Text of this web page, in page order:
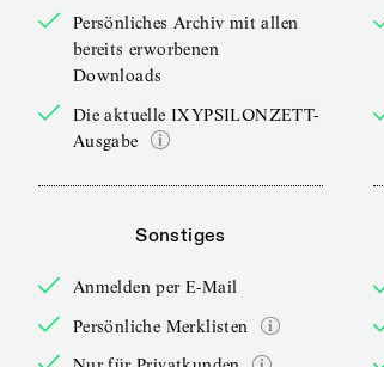
Persönliches Archiv mit allen
bereits erworbenen
Downloads
Die aktuelle IXYPSILONZETT-
Ausgabe
Sonstiges
Anmelden per E-Mail
Persönliche Merklisten